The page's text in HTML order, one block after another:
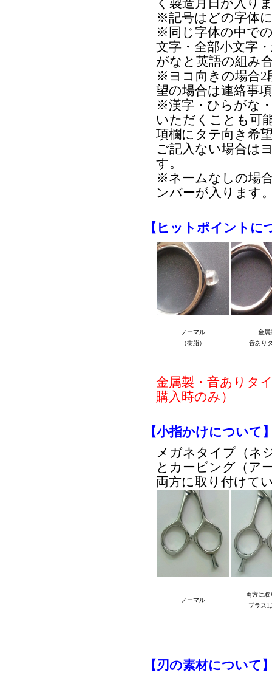
く製造月日が入り
※記号はどの字体
※同じ字体の中で
文字・全部小文字
がなと英語の組み
※ヨコ向きの場合2
望の場合は連絡事
※漢字・ひらがな
いただくことも可
項欄にタテ向き希
ご記入ない場合は
す。
※ネームなしの場
ンバーが入ります
【ヒットポイントに
ノーマル
（樹脂）
金属
音あり
金属製・音ありタ
購入時のみ）
【小指かけについて
メガネタイプ（ネ
とカービング（ア
両方に取り付けて
ノーマル
両方に取
プラス
【刃の素材について